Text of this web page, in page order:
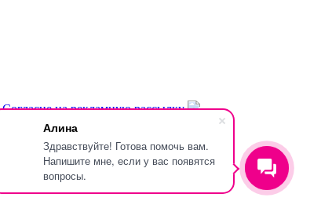
Алина
Здравствуйте! Готова помочь вам.
Напишите мне, если у вас появятся
вопросы.
Согласие на рекламную рассылку